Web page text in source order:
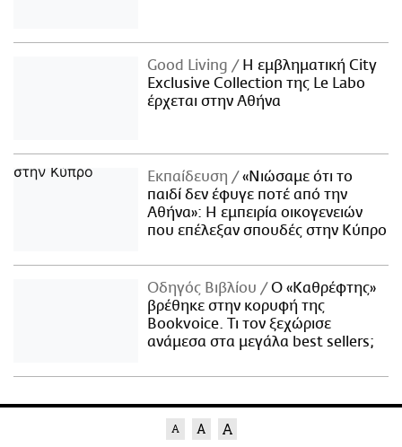
Good Living
Η εμβληματική City
Exclusive Collection της Le Labo
έρχεται στην Αθήνα
Εκπαίδευση
«Νιώσαμε ότι το
παιδί δεν έφυγε ποτέ από την
Αθήνα»: Η εμπειρία οικογενειών
που επέλεξαν σπουδές στην Κύπρο
Οδηγός Βιβλίου
Ο «Καθρέφτης»
βρέθηκε στην κορυφή της
Bookvoice. Τι τον ξεχώρισε
ανάμεσα στα μεγάλα best sellers;